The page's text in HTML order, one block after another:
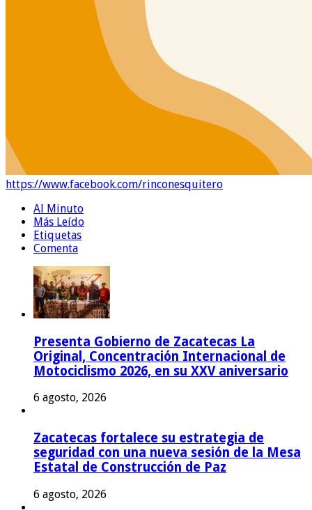
https://www.facebook.com/rinconesquitero
Al Minuto
Más Leído
Etiquetas
Comenta
Presenta Gobierno de Zacatecas La
Original, Concentración Internacional de
Motociclismo 2026, en su XXV aniversario
6 agosto, 2026
Zacatecas fortalece su estrategia de
seguridad con una nueva sesión de la Mesa
Estatal de Construcción de Paz
6 agosto, 2026